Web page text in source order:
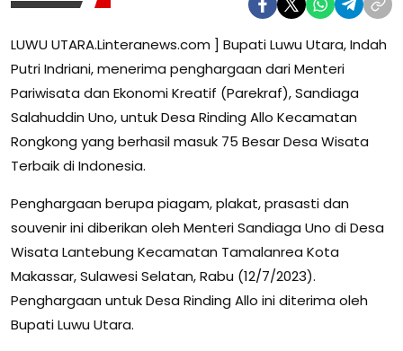
LUWU UTARA.Linteranews.com ] Bupati Luwu Utara, Indah
Putri Indriani, menerima penghargaan dari Menteri
Pariwisata dan Ekonomi Kreatif (Parekraf), Sandiaga
Salahuddin Uno, untuk Desa Rinding Allo Kecamatan
Rongkong yang berhasil masuk 75 Besar Desa Wisata
Terbaik di Indonesia.
Penghargaan berupa piagam, plakat, prasasti dan
souvenir ini diberikan oleh Menteri Sandiaga Uno di Desa
Wisata Lantebung Kecamatan Tamalanrea Kota
Makassar, Sulawesi Selatan, Rabu (12/7/2023).
Penghargaan untuk Desa Rinding Allo ini diterima oleh
Bupati Luwu Utara.